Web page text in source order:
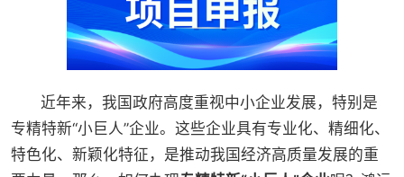
近年来，我国政府高度重视中小企业发展，特别是
专精特新“小巨人”企业。这些企业具有专业化、精细化、
特色化、新颖化特征，是推动我国经济高质量发展的重